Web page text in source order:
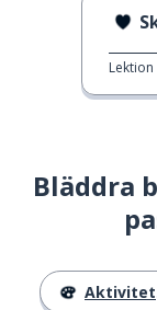
Lektion
Bläddra
Aktiviteter